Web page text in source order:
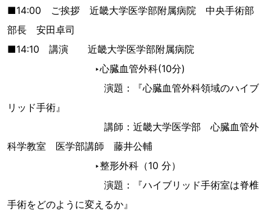
■14:00 ご挨拶 近畿大学医学部附属病院 中央手術部
部長 安田卓司
■14:10 講演 近畿大学医学部附属病院
‣心臓血管外科(10分)
演題：『心臓血管外科領域のハイブ
リッド手術』
講師：近畿大学医学部 心臓血管外
科学教室 医学部講師 藤井公輔
‣整形外科（10 分）
演題：『ハイブリッド手術室は脊椎
手術をどのように変えるか』